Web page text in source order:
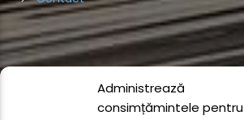
Administrează
consimțămintele pentru